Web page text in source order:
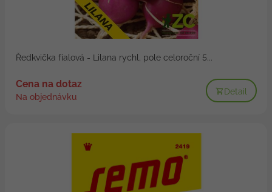
Ředkvička fialová - Lilana rychl, pole celoroční 5...
Cena na dotaz
Na objednávku
Detail